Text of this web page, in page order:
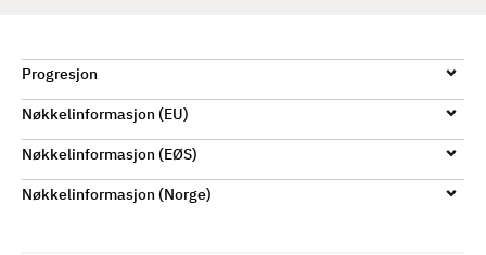
Progresjon
Nøkkelinformasjon (EU)
Nøkkelinformasjon (EØS)
Nøkkelinformasjon (Norge)